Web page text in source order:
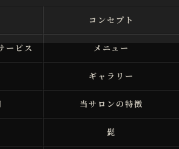
コンセプト
ービス メニュー
ギャラリー
当サロンの特徴
髭